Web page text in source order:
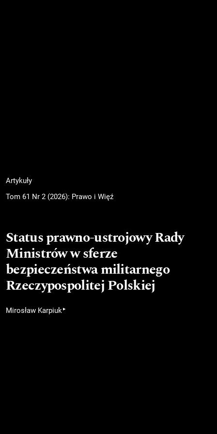
Artykuły
Tom 61 Nr 2 (2026): Prawo i Więź
Status prawno-ustrojowy Rady
Ministrów w sferze
bezpieczeństwa militarnego
Rzeczypospolitej Polskiej
Mirosław Karpiuk▸